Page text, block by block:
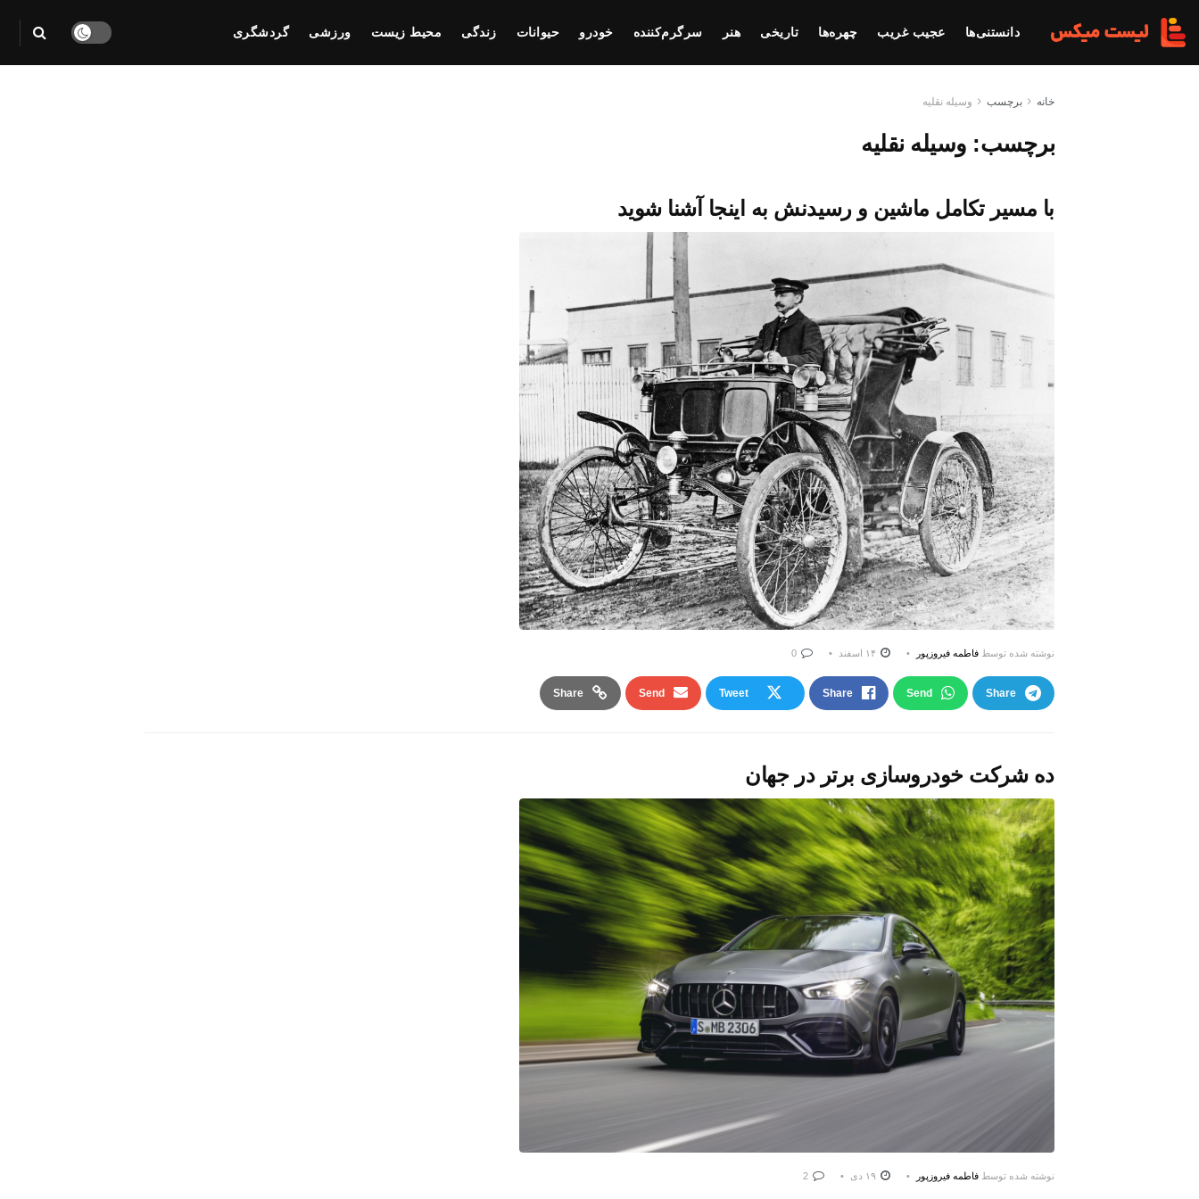
دانستنی‌ها عجیب غریب چهره‌ها تاریخی هنر سرگرم‌کننده خودرو حیوانات زندگی محیط زیست ورزشی گردشگری
خانه برچسب وسیله نقلیه
برچسب: وسیله نقلیه
با مسیر تکامل ماشین و رسیدنش به اینجا آشنا شوید
نوشته شده توسط فاطمه فیروزپور
Share
Send
Share
Tweet
Send
Share
ده شرکت خودروسازی برتر در جهان
نوشته شده توسط فاطمه فیروزپور